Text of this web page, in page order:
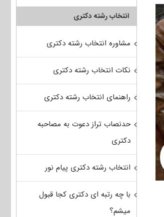
انتخاب رشته دکتری
مشاوره انتخاب رشته دکتری
نکات انتخاب رشته دکتری
راهنمای انتخاب رشته دکتری
حدنصاب تراز دعوت به مصاحبه
دکتری
انتخاب رشته دکتری پیام نور
با چه رتبه ای دکتری کجا قبول
میشم؟